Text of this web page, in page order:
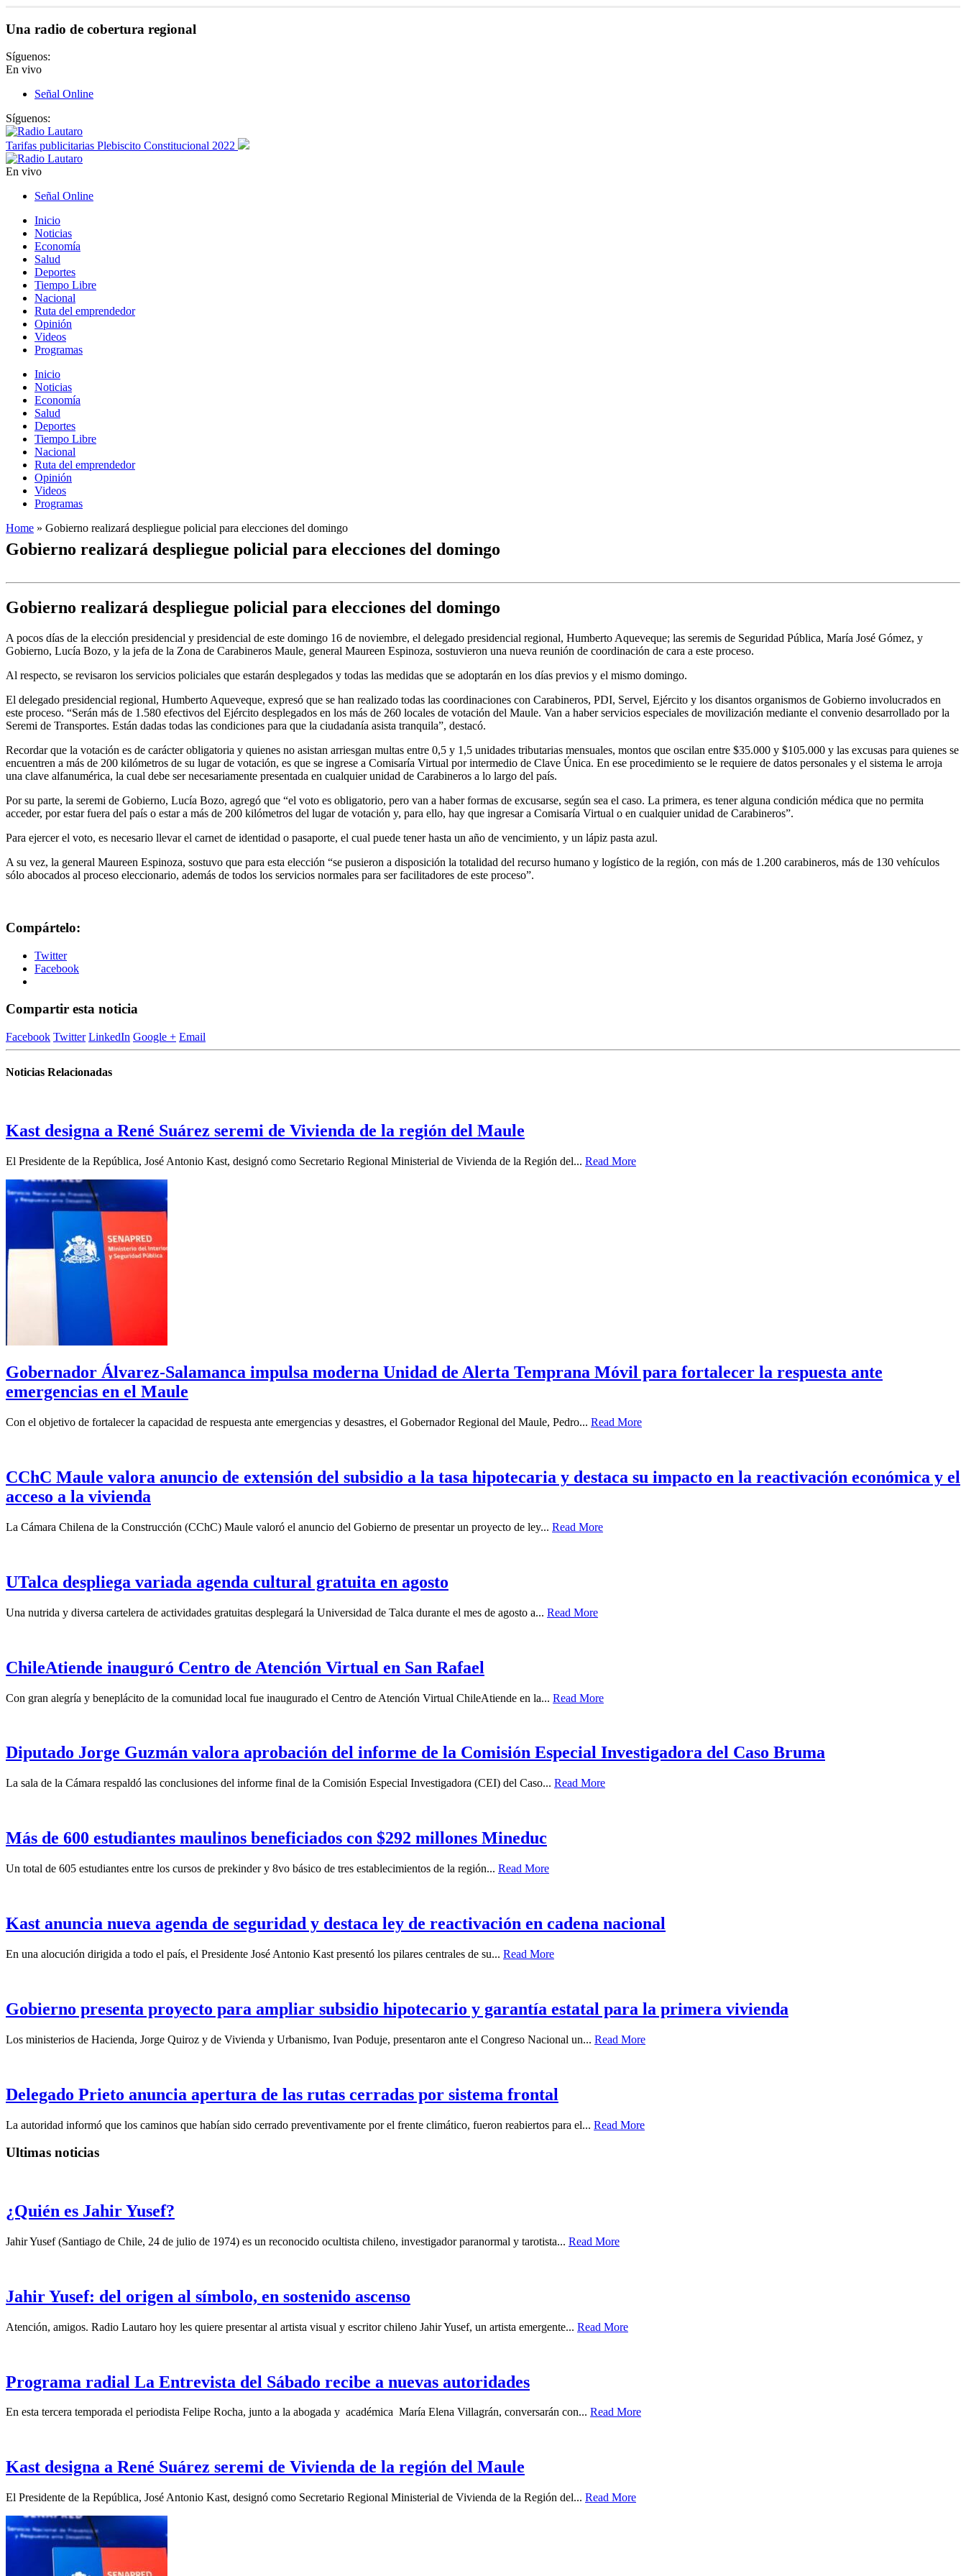
Una radio de cobertura regional
Síguenos:
En vivo
Señal Online
Síguenos:
Tarifas publicitarias Plebiscito Constitucional 2022
En vivo
Señal Online
Inicio
Noticias
Economía
Salud
Deportes
Tiempo Libre
Nacional
Ruta del emprendedor
Opinión
Videos
Programas
Inicio
Noticias
Economía
Salud
Deportes
Tiempo Libre
Nacional
Ruta del emprendedor
Opinión
Videos
Programas
Home » Gobierno realizará despliegue policial para elecciones del domingo
Gobierno realizará despliegue policial para elecciones del domingo
Gobierno realizará despliegue policial para elecciones del domingo
A pocos días de la elección presidencial y presidencial de este domingo 16 de noviembre, el delegado presidencial regional, Humberto Aqueveque; las seremis de Seguridad Pública, María José Gómez, y
Gobierno, Lucía Bozo, y la jefa de la Zona de Carabineros Maule, general Maureen Espinoza, sostuvieron una nueva reunión de coordinación de cara a este proceso.
Al respecto, se revisaron los servicios policiales que estarán desplegados y todas las medidas que se adoptarán en los días previos y el mismo domingo.
El delegado presidencial regional, Humberto Aqueveque, expresó que se han realizado todas las coordinaciones con Carabineros, PDI, Servel, Ejército y los disantos organismos de Gobierno involucrados en
este proceso. “Serán más de 1.580 efectivos del Ejército desplegados en los más de 260 locales de votación del Maule. Van a haber servicios especiales de movilización mediante el convenio desarrollado por la
Seremi de Transportes. Están dadas todas las condiciones para que la ciudadanía asista tranquila”, destacó.
Recordar que la votación es de carácter obligatoria y quienes no asistan arriesgan multas entre 0,5 y 1,5 unidades tributarias mensuales, montos que oscilan entre $35.000 y $105.000 y las excusas para quienes se
encuentren a más de 200 kilómetros de su lugar de votación, es que se ingrese a Comisaría Virtual por intermedio de Clave Única. En ese procedimiento se le requiere de datos personales y el sistema le arroja
una clave alfanumérica, la cual debe ser necesariamente presentada en cualquier unidad de Carabineros a lo largo del país.
Por su parte, la seremi de Gobierno, Lucía Bozo, agregó que “el voto es obligatorio, pero van a haber formas de excusarse, según sea el caso. La primera, es tener alguna condición médica que no permita
acceder, por estar fuera del país o estar a más de 200 kilómetros del lugar de votación y, para ello, hay que ingresar a Comisaría Virtual o en cualquier unidad de Carabineros”.
Para ejercer el voto, es necesario llevar el carnet de identidad o pasaporte, el cual puede tener hasta un año de vencimiento, y un lápiz pasta azul.
A su vez, la general Maureen Espinoza, sostuvo que para esta elección “se pusieron a disposición la totalidad del recurso humano y logístico de la región, con más de 1.200 carabineros, más de 130 vehículos
sólo abocados al proceso eleccionario, además de todos los servicios normales para ser facilitadores de este proceso”.
Compártelo:
Twitter
Facebook
Compartir esta noticia
Facebook Twitter LinkedIn Google + Email
Noticias Relacionadas
Kast designa a René Suárez seremi de Vivienda de la región del Maule
El Presidente de la República, José Antonio Kast, designó como Secretario Regional Ministerial de Vivienda de la Región del... Read More
Gobernador Álvarez-Salamanca impulsa moderna Unidad de Alerta Temprana Móvil para fortalecer la respuesta ante
emergencias en el Maule
Con el objetivo de fortalecer la capacidad de respuesta ante emergencias y desastres, el Gobernador Regional del Maule, Pedro... Read More
CChC Maule valora anuncio de extensión del subsidio a la tasa hipotecaria y destaca su impacto en la reactivación económica y el
acceso a la vivienda
La Cámara Chilena de la Construcción (CChC) Maule valoró el anuncio del Gobierno de presentar un proyecto de ley... Read More
UTalca despliega variada agenda cultural gratuita en agosto
Una nutrida y diversa cartelera de actividades gratuitas desplegará la Universidad de Talca durante el mes de agosto a... Read More
ChileAtiende inauguró Centro de Atención Virtual en San Rafael
Con gran alegría y beneplácito de la comunidad local fue inaugurado el Centro de Atención Virtual ChileAtiende en la... Read More
Diputado Jorge Guzmán valora aprobación del informe de la Comisión Especial Investigadora del Caso Bruma
La sala de la Cámara respaldó las conclusiones del informe final de la Comisión Especial Investigadora (CEI) del Caso... Read More
Más de 600 estudiantes maulinos beneficiados con $292 millones Mineduc
Un total de 605 estudiantes entre los cursos de prekinder y 8vo básico de tres establecimientos de la región... Read More
Kast anuncia nueva agenda de seguridad y destaca ley de reactivación en cadena nacional
En una alocución dirigida a todo el país, el Presidente José Antonio Kast presentó los pilares centrales de su... Read More
Gobierno presenta proyecto para ampliar subsidio hipotecario y garantía estatal para la primera vivienda
Los ministerios de Hacienda, Jorge Quiroz y de Vivienda y Urbanismo, Ivan Poduje, presentaron ante el Congreso Nacional un... Read More
Delegado Prieto anuncia apertura de las rutas cerradas por sistema frontal
La autoridad informó que los caminos que habían sido cerrado preventivamente por el frente climático, fueron reabiertos para el... Read More
Ultimas noticias
¿Quién es Jahir Yusef?
Jahir Yusef (Santiago de Chile, 24 de julio de 1974) es un reconocido ocultista chileno, investigador paranormal y tarotista... Read More
Jahir Yusef: del origen al símbolo, en sostenido ascenso
Atención, amigos. Radio Lautaro hoy les quiere presentar al artista visual y escritor chileno Jahir Yusef, un artista emergente... Read More
Programa radial La Entrevista del Sábado recibe a nuevas autoridades
En esta tercera temporada el periodista Felipe Rocha, junto a la abogada y académica María Elena Villagrán, conversarán con... Read More
Kast designa a René Suárez seremi de Vivienda de la región del Maule
El Presidente de la República, José Antonio Kast, designó como Secretario Regional Ministerial de Vivienda de la Región del... Read More